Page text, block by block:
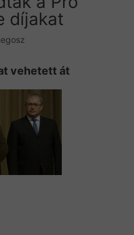
díjakat
vehetett át